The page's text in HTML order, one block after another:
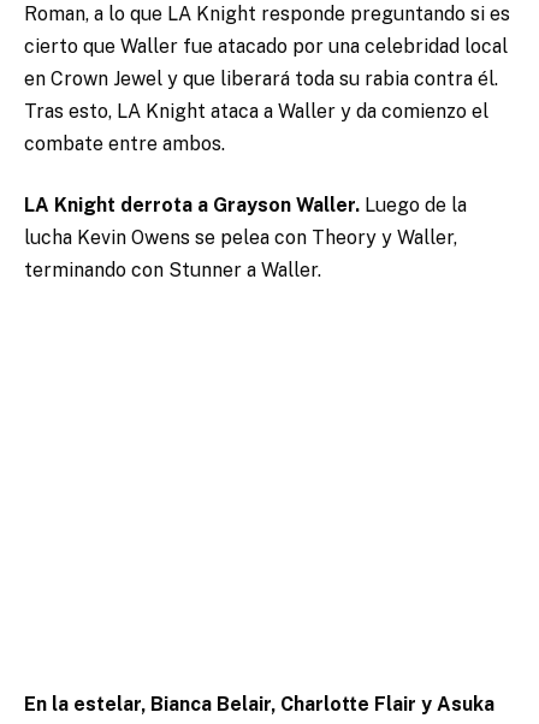
Roman, a lo que LA Knight responde preguntando si es
cierto que Waller fue atacado por una celebridad local
en Crown Jewel y que liberará toda su rabia contra él.
Tras esto, LA Knight ataca a Waller y da comienzo el
combate entre ambos.
LA Knight derrota a Grayson Waller. Luego de la
lucha Kevin Owens se pelea con Theory y Waller,
terminando con Stunner a Waller.
En la estelar, Bianca Belair, Charlotte Flair y Asuka